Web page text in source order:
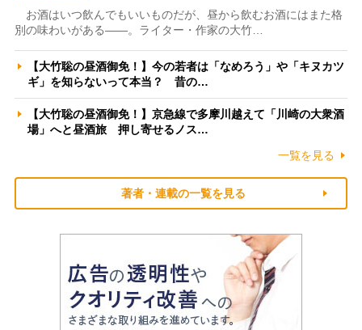
お酒はいつ飲んでもいいものだが、昼から飲むお酒にはまた格
別の味わいがある――。ライター・作家の大竹…
【大竹聡の昼酒御免！】今の若者は「なめろう」や「キヌカツ
ギ」を知らないって本当？ 昔の…
【大竹聡の昼酒御免！】京急線で多摩川越えて「川崎の大衆酒
場」へと昼酒旅 押し寄せるノス…
一覧を見る
著者・連載の一覧を見る